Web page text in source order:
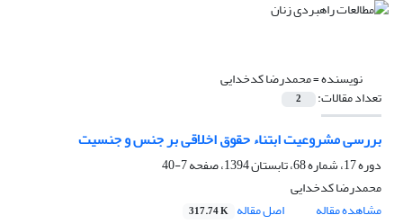
نویسنده =محمدرضا کدخدایی
تعداد مقالات: 2
بررسی مشروعیت ابتناء حقوق اخلاقی بر جنس و جنسیت
دوره 17، شماره 68، تابستان 1394، صفحه
7-40
محمدرضا کدخدایی
مشاهده مقاله
اصل مقاله 317.74 K